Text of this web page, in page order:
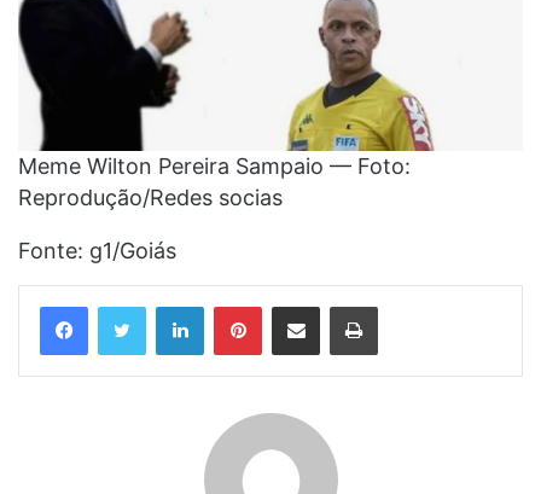
Meme Wilton Pereira Sampaio — Foto:
Reprodução/Redes socias
Fonte: g1/Goiás
LinkedinPinterestCompartilhar via e-mail Imprimir